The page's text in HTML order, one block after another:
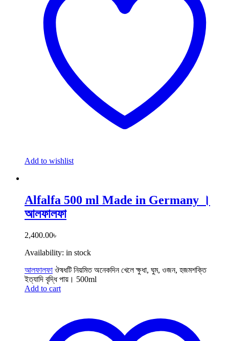
Add to wishlist
Alfalfa 500 ml Made in Germany ।
আলফালফা
2,400.00৳
Availability: in stock
আলফালফা ঔষধটি নিয়মিত অনেকদিন খেলে ক্ষুধা, ঘুম, ওজন, হজমশক্তি
ইত্যাদি বৃদ্ধি পায়। 500ml
Add to cart